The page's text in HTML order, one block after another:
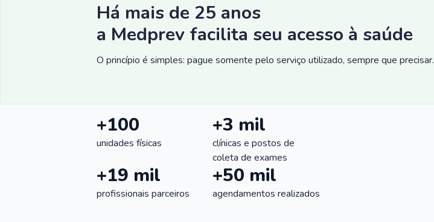
Há mais de 25 anos
a Medprev facilita seu acesso à saúde
O princípio é simples: pague somente pelo serviço utilizado, sempre que precisar.
+100
unidades físicas
+3 mil
clínicas e postos de
coleta de exames
+19 mil
profissionais parceiros
+50 mil
agendamentos realizados